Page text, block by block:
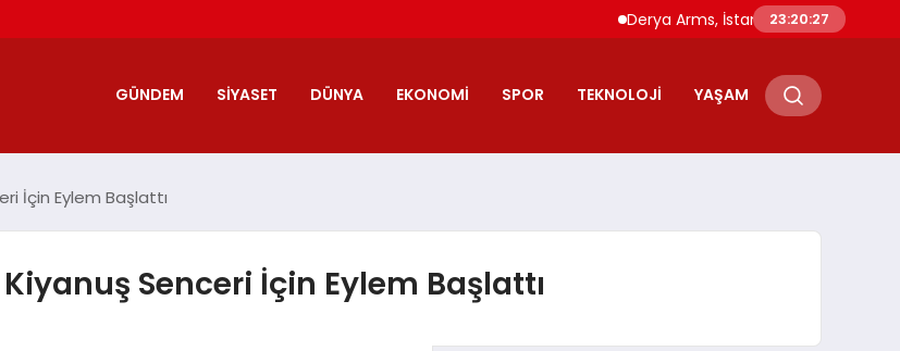
Derya Arms, İstanbul Prohunt 2026’da
23:20:28
GÜNDEM SIYASET DÜNYA EKONOMI SPOR TEKNOLOJI YAŞAM
İçin Eylem Başlattı
Senceri İçin Eylem Başlattı